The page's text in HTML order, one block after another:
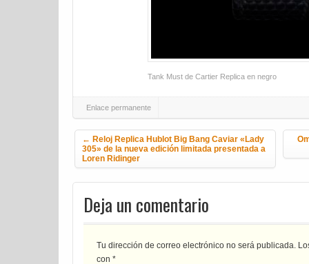
Tank Must de Cartier Replica en negro
Enlace permanente
Navegación de la entrada
← Reloj Replica Hublot Big Bang Caviar «Lady
305» de la nueva edición limitada presentada a
Loren Ridinger
Deja un comentario
Tu dirección de correo electrónico no será publicada.
con *